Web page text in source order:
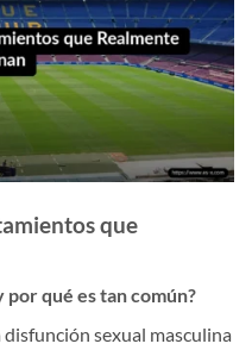
que
por qué es tan común?
disfunción sexual masculina